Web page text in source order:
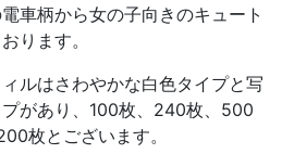
車柄から女の子向きのキュート
ります。
ルはさわやかな白色タイプと写
があり、100枚、240枚、500
枚とございます。